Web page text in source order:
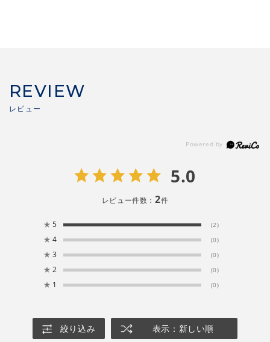
REVIEW
5.0
レビュー件数： 2件
★ 5 (2)
★ 4 (0)
★ 3 (0)
★ 2 (0)
★ 1 (0)
絞り込み 表示：新しい順